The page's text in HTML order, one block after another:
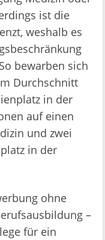
ist die
weshalb es
bewarben sich
Durchschnitt
in der
auf einen
und zwei
in der
ohne
–
für ein